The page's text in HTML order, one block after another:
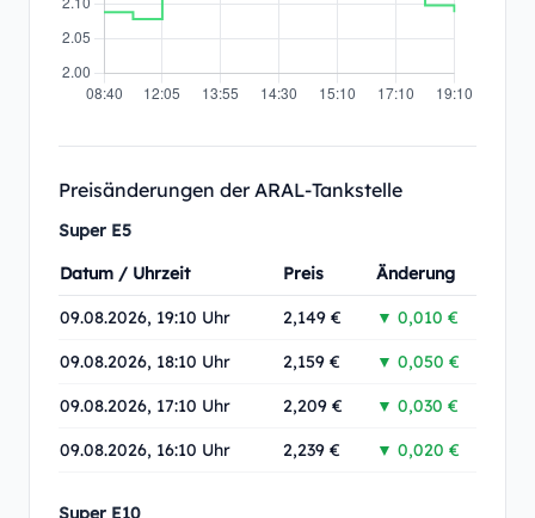
Preisänderungen der ARAL-Tankstelle
Super E5
Datum / Uhrzeit
Preis Änderung
09.08.2026, 19:10 Uhr 2,149 € ▼ 0,010 €
09.08.2026, 18:10 Uhr 2,159 € ▼ 0,050 €
09.08.2026, 17:10 Uhr 2,209 € ▼ 0,030 €
09.08.2026, 16:10 Uhr 2,239 € ▼ 0,020 €
Super E10